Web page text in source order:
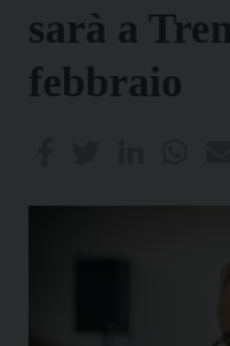
sarà a
febbraio